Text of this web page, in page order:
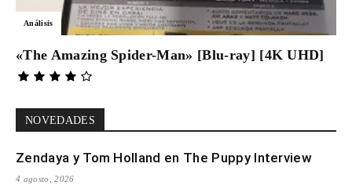
Análisis
«The Amazing Spider-Man» [Blu-ray] [4K UHD]
NOVEDADES
Zendaya y Tom Holland en The Puppy Interview
4 agosto, 2026